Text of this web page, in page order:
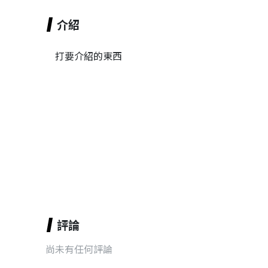
介紹
打要介紹的東西
評論
尚未有任何評論